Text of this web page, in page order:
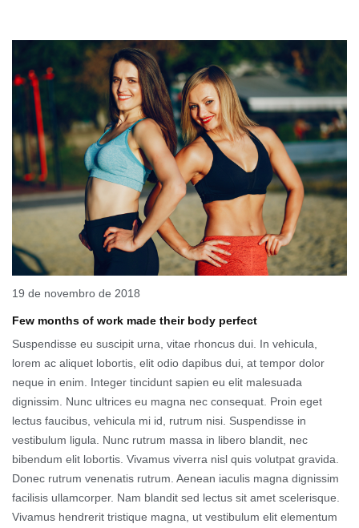
19 de novembro de 2018
Few months of work made their body perfect
Suspendisse eu suscipit urna, vitae rhoncus dui. In vehicula,
lorem ac aliquet lobortis, elit odio dapibus dui, at tempor dolor
neque in enim. Integer tincidunt sapien eu elit malesuada
dignissim. Nunc ultrices eu magna nec consequat. Proin eget
lectus faucibus, vehicula mi id, rutrum nisi. Suspendisse in
vestibulum ligula. Nunc rutrum massa in libero blandit, nec
bibendum elit lobortis. Vivamus viverra nisl quis volutpat gravida.
Donec rutrum venenatis rutrum. Aenean iaculis magna dignissim
facilisis ullamcorper. Nam blandit sed lectus sit amet scelerisque.
Vivamus hendrerit tristique magna, ut vestibulum elit elementum